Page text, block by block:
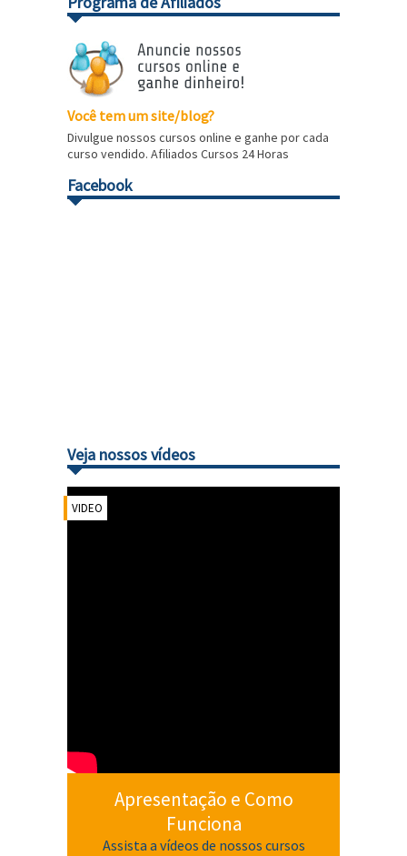
Você tem um site/blog?
Divulgue nossos cursos online e ganhe por cada
curso vendido. Afiliados Cursos 24 Horas
Facebook
Veja nossos vídeos
VIDEO
Apresentação e Como
Funciona
Assista a vídeos de nossos cursos